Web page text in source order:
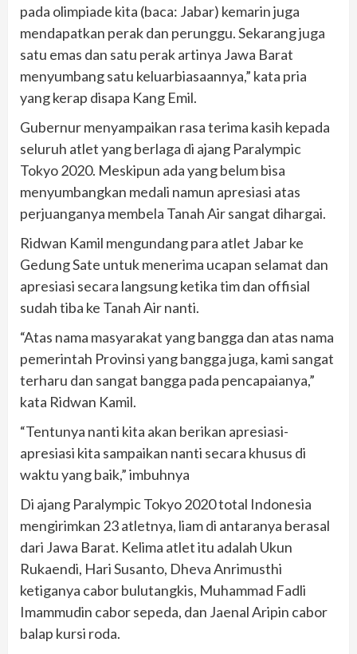
pada olimpiade kita (baca: Jabar) kemarin juga
mendapatkan perak dan perunggu. Sekarang juga
satu emas dan satu perak artinya Jawa Barat
menyumbang satu keluarbiasaannya,” kata pria
yang kerap disapa Kang Emil.
Gubernur menyampaikan rasa terima kasih kepada
seluruh atlet yang berlaga di ajang Paralympic
Tokyo 2020. Meskipun ada yang belum bisa
menyumbangkan medali namun apresiasi atas
perjuanganya membela Tanah Air sangat dihargai.
Ridwan Kamil mengundang para atlet Jabar ke
Gedung Sate untuk menerima ucapan selamat dan
apresiasi secara langsung ketika tim dan offisial
sudah tiba ke Tanah Air nanti.
“Atas nama masyarakat yang bangga dan atas nama
pemerintah Provinsi yang bangga juga, kami sangat
terharu dan sangat bangga pada pencapaianya,”
kata Ridwan Kamil.
“Tentunya nanti kita akan berikan apresiasi-
apresiasi kita sampaikan nanti secara khusus di
waktu yang baik,” imbuhnya
Di ajang Paralympic Tokyo 2020 total Indonesia
mengirimkan 23 atletnya, liam di antaranya berasal
dari Jawa Barat. Kelima atlet itu adalah Ukun
Rukaendi, Hari Susanto, Dheva Anrimusthi
ketiganya cabor bulutangkis, Muhammad Fadli
Imammudin cabor sepeda, dan Jaenal Aripin cabor
balap kursi roda.